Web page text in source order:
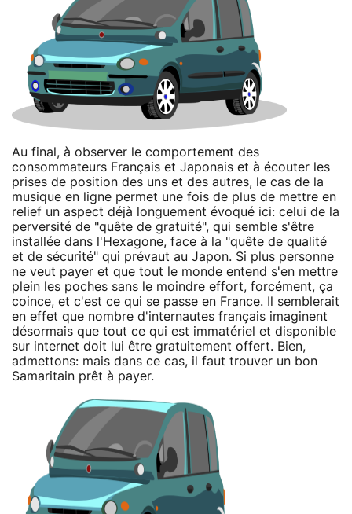
Au final, à observer le comportement des
consommateurs Français et Japonais et à écouter les
prises de position des uns et des autres, le cas de la
musique en ligne permet une fois de plus de mettre en
relief un aspect déjà longuement évoqué ici: celui de la
perversité de "quête de gratuité", qui semble s'être
installée dans l'Hexagone, face à la "quête de qualité
et de sécurité" qui prévaut au Japon. Si plus personne
ne veut payer et que tout le monde entend s'en mettre
plein les poches sans le moindre effort, forcément, ça
coince, et c'est ce qui se passe en France. Il semblerait
en effet que nombre d'internautes français imaginent
désormais que tout ce qui est immatériel et disponible
sur internet doit lui être gratuitement offert. Bien,
admettons: mais dans ce cas, il faut trouver un bon
Samaritain prêt à payer.